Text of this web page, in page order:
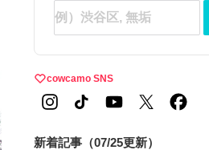
cowcamo SNS
新着記事（07/25更新）